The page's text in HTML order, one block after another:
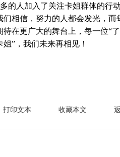
的人加入了关注卡姐群体的行
相信，努力的人都会发光，而
在更广大的舞台上，每一位“
”，我们未来再相见！
打印文本 收藏本文